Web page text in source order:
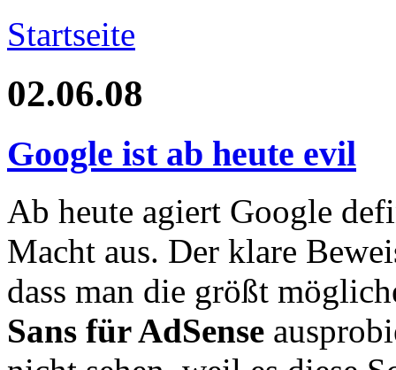
Startseite
02.06.08
Google ist ab heute evil
Ab heute agiert Google
Macht aus. Der klare
dass man die größt
Sans für AdSense